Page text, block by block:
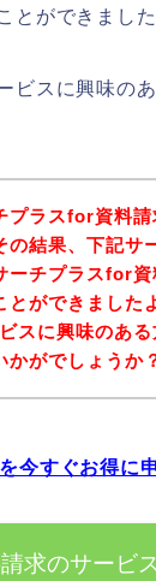
とができまし
ビスに興味の
プラスfor資料
の結果、下記サ
ーチプラスfor
とができました
スに興味のあ
かがでしょうか
今すぐお得に
求のサービ